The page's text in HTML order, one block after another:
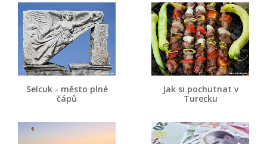
Selcuk - město plné
čápů
Jak si pochutnat v
Turecku